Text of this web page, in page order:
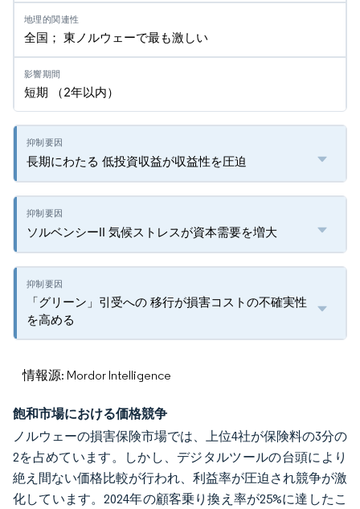
全国； 東ノルウェーで最も激しい
短期 （2年以内）
長期にわたる 低投資収益が収益性を圧迫
ソルベンシーII 気候ストレスが資本需要を増大
「グリーン」引受への 移行が損害コストの不確実性
を高める
情報源: Mordor Intelligence
飽和市場における価格競争
ノルウェーの損害保険市場では、上位4社が保険料の3分の
2を占めています。しかし、デジタルツールの台頭により
絶え間ない価格比較が行われ、利益率が圧迫され競争が激
化しています。2024年の顧客乗り換え率が25%に達したこ